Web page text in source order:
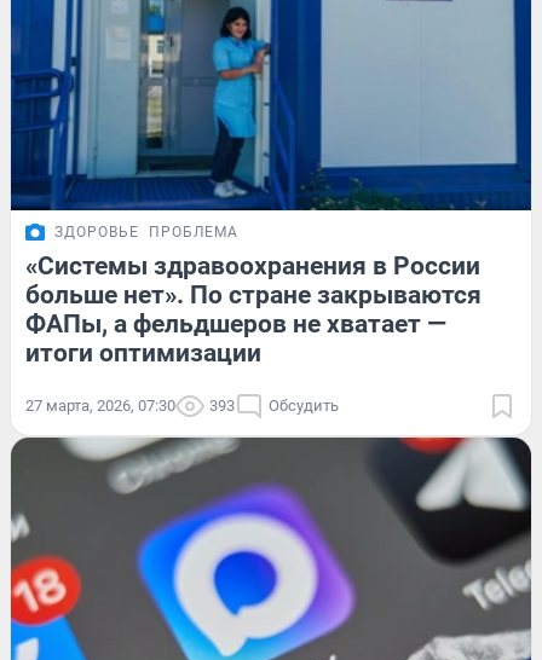
ЗДОРОВЬЕ ПРОБЛЕМА
«Системы здравоохранения в России
больше нет». По стране закрываются
ФАПы, а фельдшеров не хватает —
итоги оптимизации
27 марта, 2026, 07:30 393 Обсудить